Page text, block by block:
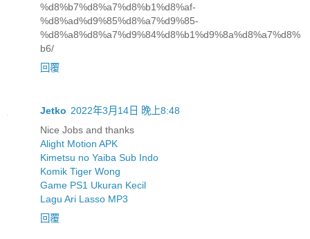
%d8%b7%d8%a7%d8%b1%d8%af-
%d8%ad%d9%85%d8%a7%d9%85-
%d8%a8%d8%a7%d9%84%d8%b1%d9%8a%d8%a7%d8%
b6/
回覆
Jetko 2022年3月14日 晚上8:48
Nice Jobs and thanks
Alight Motion APK
Kimetsu no Yaiba Sub Indo
Komik Tiger Wong
Game PS1 Ukuran Kecil
Lagu Ari Lasso MP3
回覆